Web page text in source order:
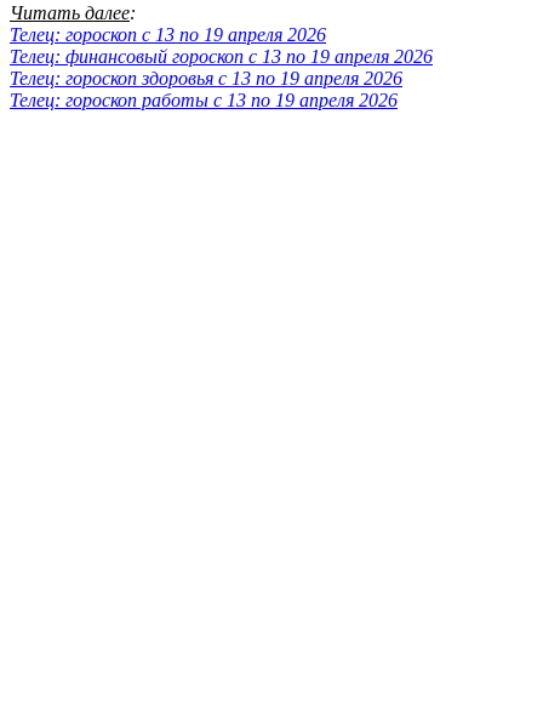
Читать далее:
Телец: гороскоп с 13 по 19 апреля 2026
Телец: финансовый гороскоп с 13 по 19 апреля 2026
Телец: гороскоп здоровья с 13 по 19 апреля 2026
Телец: гороскоп работы с 13 по 19 апреля 2026